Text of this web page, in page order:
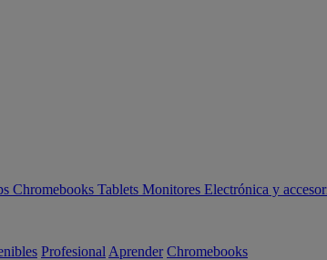
Chromebooks Tablets Monitores Electrónica y
Profesional Aprender Chromebooks